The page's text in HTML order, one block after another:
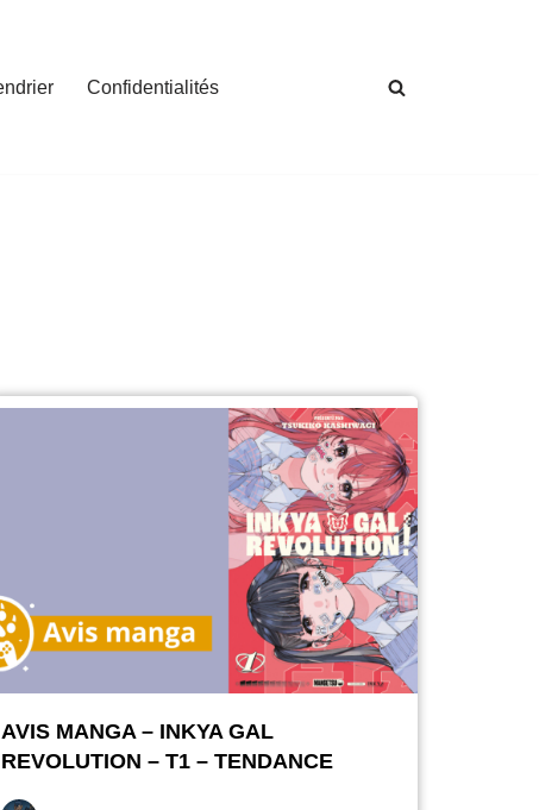
Confidentialités
AVIS MANGA – INKYA GAL
REVOLUTION – T1 – TENDANCE